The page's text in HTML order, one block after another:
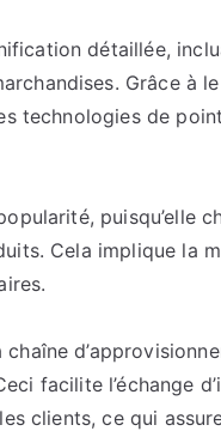
détaillée,
Grâce à
technologies de
puisqu’elle
Cela implique la
facilite l’échange
clients, ce qui